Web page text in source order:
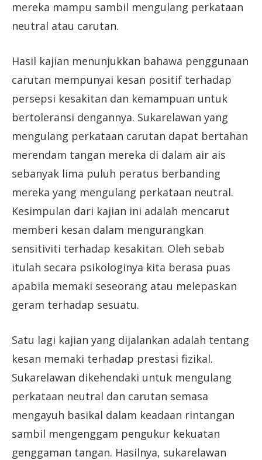
mereka mampu sambil mengulang perkataan
neutral atau carutan.
Hasil kajian menunjukkan bahawa penggunaan
carutan mempunyai kesan positif terhadap
persepsi kesakitan dan kemampuan untuk
bertoleransi dengannya. Sukarelawan yang
mengulang perkataan carutan dapat bertahan
merendam tangan mereka di dalam air ais
sebanyak lima puluh peratus berbanding
mereka yang mengulang perkataan neutral.
Kesimpulan dari kajian ini adalah mencarut
memberi kesan dalam mengurangkan
sensitiviti terhadap kesakitan. Oleh sebab
itulah secara psikologinya kita berasa puas
apabila memaki seseorang atau melepaskan
geram terhadap sesuatu.
Satu lagi kajian yang dijalankan adalah tentang
kesan memaki terhadap prestasi fizikal.
Sukarelawan dikehendaki untuk mengulang
perkataan neutral dan carutan semasa
mengayuh basikal dalam keadaan rintangan
sambil mengenggam pengukur kekuatan
genggaman tangan. Hasilnya, sukarelawan